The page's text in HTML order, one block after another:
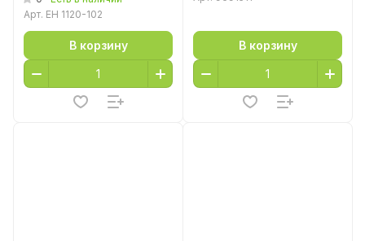
Арт. EH 1120-102
В корзину В корзину